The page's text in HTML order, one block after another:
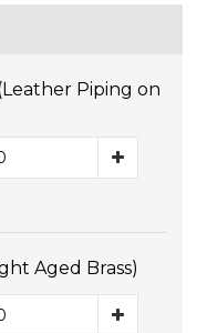
Piping on
Aged Brass)